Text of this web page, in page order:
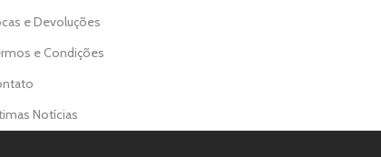
e Devoluções
e Condições
Notícias